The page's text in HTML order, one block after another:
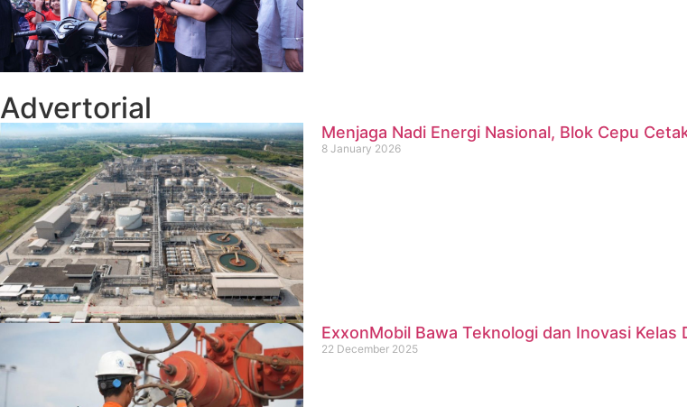
Advertorial
Menjaga Nadi Energi Nasional, Blok Cepu
8 January 2026
ExxonMobil Bawa Teknologi dan Inovasi Kelas
22 December 2025